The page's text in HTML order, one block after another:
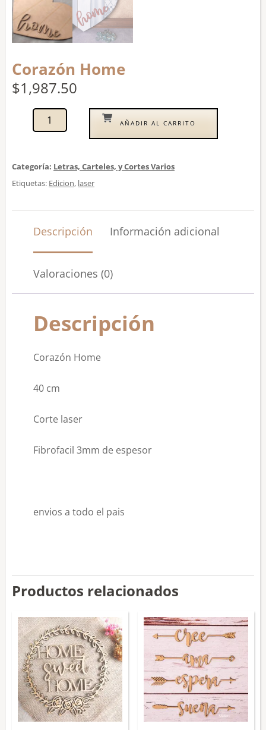
Corazón Home
$1,987.50
AÑADIR AL CARRITO
Categoría: Letras, Carteles, y Cortes Varios
Etiquetas: Edicion, laser
Descripción Información adicional
Valoraciones (0)
Descripción
Corazón Home
40 cm
Corte laser
Fibrofacil 3mm de espesor
envios a todo el pais
Productos relacionados